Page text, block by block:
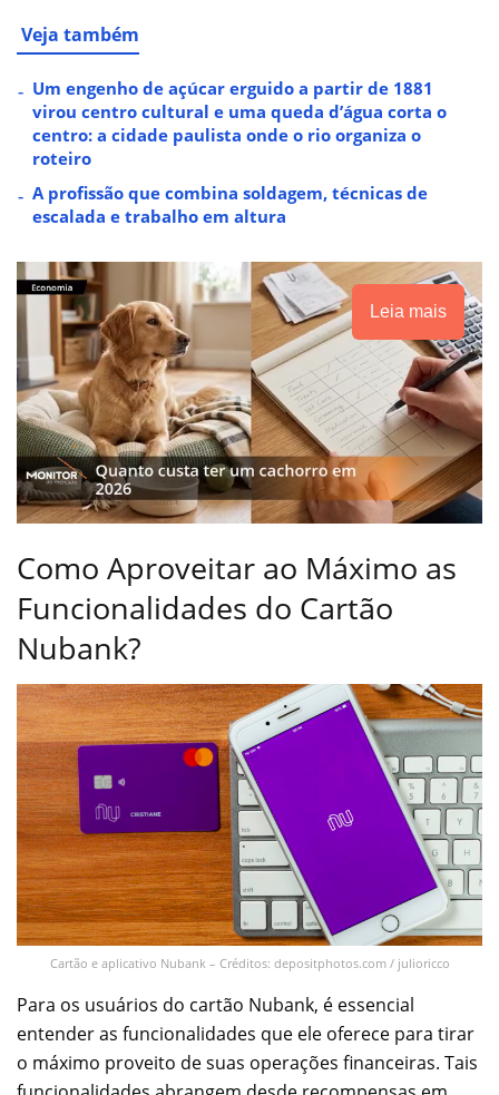
Veja também
Um engenho de açúcar erguido a partir de 1881
virou centro cultural e uma queda d’água corta o
centro: a cidade paulista onde o rio organiza o
roteiro
A profissão que combina soldagem, técnicas de
escalada e trabalho em altura
Leia mais
Como Aproveitar ao Máximo as
Funcionalidades do Cartão
Nubank?
Cartão e aplicativo Nubank – Créditos: depositphotos.com / julioricco
Para os usuários do cartão Nubank, é essencial
entender as funcionalidades que ele oferece para tirar
o máximo proveito de suas operações financeiras. Tais